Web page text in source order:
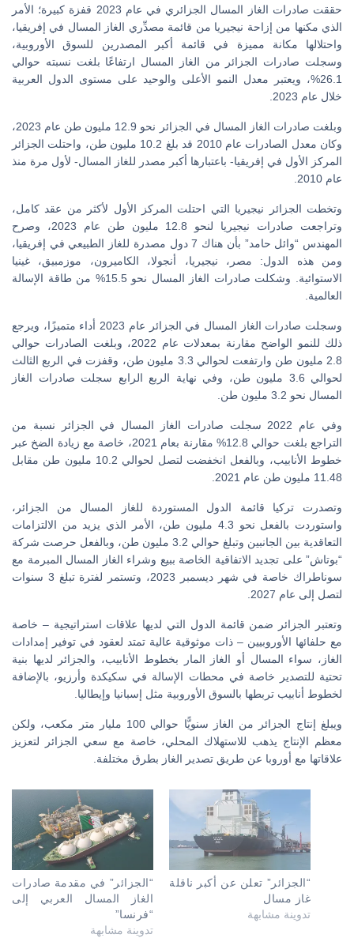
حققت صادرات الغاز المسال الجزائري في عام 2023 قفزة كبيرة؛ الأمر
الذي مكنها من إزاحة نيجيريا من قائمة مصدِّري الغاز المسال في إفريقيا،
واحتلالها مكانة مميزة في قائمة أكبر المصدرين للسوق الأوروبية،
وسجلت صادرات الجزائر من الغاز المسال ارتفاعًا بلغت نسبته حوالي
26.1%، ويعتبر معدل النمو الأعلى والوحيد على مستوى الدول العربية
خلال عام 2023.
وبلغت صادرات الغاز المسال في الجزائر نحو 12.9 مليون طن عام 2023،
وكان معدل الصادرات عام 2010 قد بلغ 10.2 مليون طن، واحتلت الجزائر
المركز الأول في إفريقيا- باعتبارها أكبر مصدر للغاز المسال- لأول مرة منذ
عام 2010.
وتخطت الجزائر نيجيريا التي احتلت المركز الأول لأكثر من عقد كامل،
وتراجعت صادرات نيجيريا لنحو 12.8 مليون طن عام 2023، وصرح
المهندس “وائل حامد” بأن هناك 7 دول مصدرة للغاز الطبيعي في إفريقيا،
ومن هذه الدول: مصر، نيجيريا، أنجولا، الكاميرون، موزمبيق، غينيا
الاستوائية. وشكلت صادرات الغاز المسال نحو 15.5% من طاقة الإسالة
العالمية.
وسجلت صادرات الغاز المسال في الجزائر عام 2023 أداء متميزًا، ويرجع
ذلك للنمو الواضح مقارنة بمعدلات عام 2022، وبلغت الصادرات حوالي
2.8 مليون طن وارتفعت لحوالي 3.3 مليون طن، وقفزت في الربع الثالث
لحوالي 3.6 مليون طن، وفي نهاية الربع الرابع سجلت صادرات الغاز
المسال نحو 3.2 مليون طن.
وفي عام 2022 سجلت صادرات الغاز المسال في الجزائر نسبة من
التراجع بلغت حوالي 12.8% مقارنة بعام 2021، خاصة مع زيادة الضخ عبر
خطوط الأنابيب، وبالفعل انخفضت لتصل لحوالي 10.2 مليون طن مقابل
11.48 مليون طن عام 2021.
وتصدرت تركيا قائمة الدول المستوردة للغاز المسال من الجزائر،
واستوردت بالفعل نحو 4.3 مليون طن، الأمر الذي يزيد من الالتزامات
التعاقدية بين الجانبين وتبلغ حوالي 3.2 مليون طن، وبالفعل حرصت شركة
“بوتاش” على تجديد الاتفاقية الخاصة ببيع وشراء الغاز المسال المبرمة مع
سوناطراك خاصة في شهر ديسمبر 2023، وتستمر لفترة تبلغ 3 سنوات
لتصل إلى عام 2027.
وتعتبر الجزائر ضمن قائمة الدول التي لديها علاقات استراتيجية – خاصة
مع حلفائها الأوروبيين – ذات موثوقية عالية تمتد لعقود في توفير إمدادات
الغاز، سواء المسال أو الغاز المار بخطوط الأنابيب، والجزائر لديها بنية
تحتية للتصدير خاصة في محطات الإسالة في سكيكدة وأرزيو، بالإضافة
لخطوط أنابيب تربطها بالسوق الأوروبية مثل إسبانيا وإيطاليا.
ويبلغ إنتاج الجزائر من الغاز سنويًّا حوالي 100 مليار متر مكعب، ولكن
معظم الإنتاج يذهب للاستهلاك المحلي، خاصة مع سعي الجزائر لتعزيز
علاقاتها مع أوروبا عن طريق تصدير الغاز بطرق مختلفة.
“الجزائر” في مقدمة صادرات
الغاز المسال العربي إلى
“فرنسا”
تدوينة مشابهة
“الجزائر” تعلن عن أكبر ناقلة
غاز مسال
تدوينة مشابهة